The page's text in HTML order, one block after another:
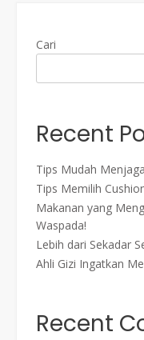
Cari
Recent
Tips Mudah
Tips Memilih
Makanan yang
Waspada!
Lebih dari Sekadar
Ahli Gizi Ingatkan
Recent